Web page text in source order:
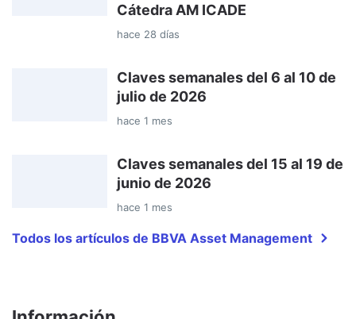
Cátedra AM ICADE
hace 28 días
Claves semanales del 6 al 10 de
julio de 2026
hace 1 mes
Claves semanales del 15 al 19 de
junio de 2026
hace 1 mes
Todos los artículos de BBVA Asset Management